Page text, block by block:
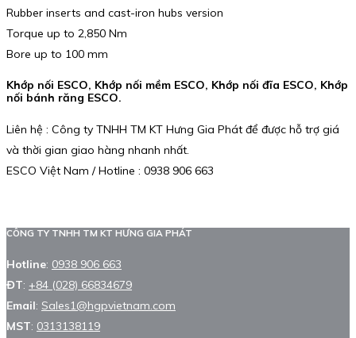
Rubber inserts and cast-iron hubs version
Torque up to 2,850 Nm
Bore up to 100 mm
Khớp nối ESCO, Khớp nối mềm ESCO, Khớp nối đĩa ESCO, Khớp
nối bánh răng ESCO.
Liên hệ : Công ty TNHH TM KT Hưng Gia Phát để được hỗ trợ giá
và thời gian giao hàng nhanh nhất.
ESCO Việt Nam / Hotline : 0938 906 663
CÔNG TY TNHH TM KT HƯNG GIA PHÁT
Hotline: 0938 906 663
ĐT: +84 (028) 66834679
Email: Sales1@hgpvietnam.com
MST: 0313138119